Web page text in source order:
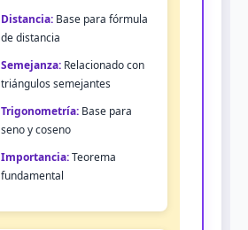
Distancia: Base para fórmula
de distancia
Semejanza: Relacionado con
triángulos semejantes
Trigonometría: Base para
seno y coseno
Importancia:Teorema
fundamental